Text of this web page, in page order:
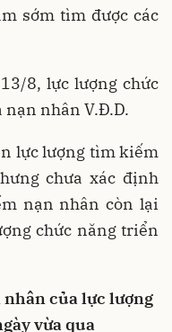
sớm tìm được các
8, lực lượng chức
nhân V.Đ.D.
lực lượng tìm kiếm
chưa xác định
nạn nhân còn lại
chức năng triển
của lực lượng
vừa qua